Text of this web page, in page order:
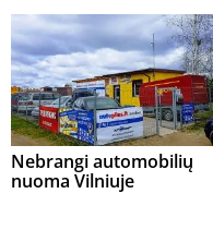
Nebrangi automobilių
nuoma Vilniuje